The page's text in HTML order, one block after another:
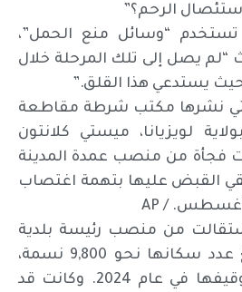
الرحم؟”
تستخدم “وسائل منع الحمل”،
“لم يصل إلى تلك المرحلة خلال
يستدعي هذا القلق.”
نشرها مكتب شرطة مقاطعة
لويزيانا، ميستي كلانتون
فجأة من منصب عمدة المدينة
2024، وأُلقي القبض عليها بتهمة اغتصاب
من منصب رئيسة بلدية
ديريدر، وهي بلدة يبلغ عدد سكانها نحو 9,800 نسمة،
قبل أيام فقط من توقيفها في عام 2024. وكانت قد